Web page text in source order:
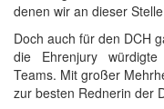
denen wir an dieser
Doch auch für den DCH
die Ehrenjury
Teams. Mit großer
zur besten Rednerin der